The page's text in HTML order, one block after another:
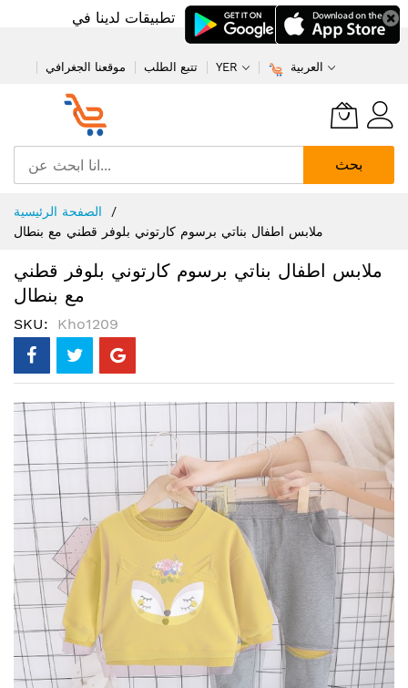
تطبيقات لدينا في
موقعنا الجغرافي تتبع الطلب YER العربية
بحث
إلى
المحتوى
الصفحة الرئيسية
ملابس اطفال بناتي برسوم كارتوني بلوفر قطني مع بنطال
ملابس اطفال بناتي برسوم كارتوني بلوفر قطني
مع بنطال
SKU Kho1209
انتقل
إلى
النهاية
معرض
الصور